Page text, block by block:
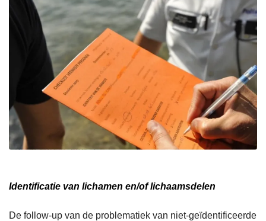
Identificatie van lichamen en/of lichaamsdelen
De follow-up van de problematiek van niet-geïdentificeerde